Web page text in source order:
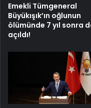
Emekli Tümgeneral
Büyükışık’ın oğlunun
ölümünde 7 yıl sonra
açıldı!